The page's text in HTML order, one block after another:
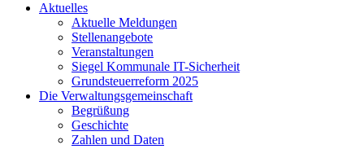
Aktuelles
Aktuelle Meldungen
Stellenangebote
Veranstaltungen
Siegel Kommunale IT-Sicherheit
Grundsteuerreform 2025
Die Verwaltungsgemeinschaft
Begrüßung
Geschichte
Zahlen und Daten